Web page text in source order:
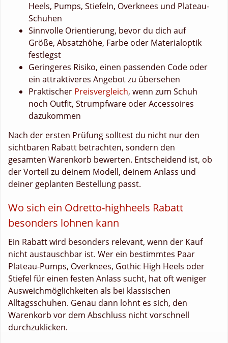
Heels, Pumps, Stiefeln, Overknees und Plateau-
Schuhen
Sinnvolle Orientierung, bevor du dich auf
Größe, Absatzhöhe, Farbe oder Materialoptik
festlegst
Geringeres Risiko, einen passenden Code oder
ein attraktiveres Angebot zu übersehen
Praktischer Preisvergleich, wenn zum Schuh
noch Outfit, Strumpfware oder Accessoires
dazukommen
Nach der ersten Prüfung solltest du nicht nur den
sichtbaren Rabatt betrachten, sondern den
gesamten Warenkorb bewerten. Entscheidend ist, ob
der Vorteil zu deinem Modell, deinem Anlass und
deiner geplanten Bestellung passt.
Wo sich ein Odretto-highheels Rabatt
besonders lohnen kann
Ein Rabatt wird besonders relevant, wenn der Kauf
nicht austauschbar ist. Wer ein bestimmtes Paar
Plateau-Pumps, Overknees, Gothic High Heels oder
Stiefel für einen festen Anlass sucht, hat oft weniger
Ausweichmöglichkeiten als bei klassischen
Alltagsschuhen. Genau dann lohnt es sich, den
Warenkorb vor dem Abschluss nicht vorschnell
durchzuklicken.